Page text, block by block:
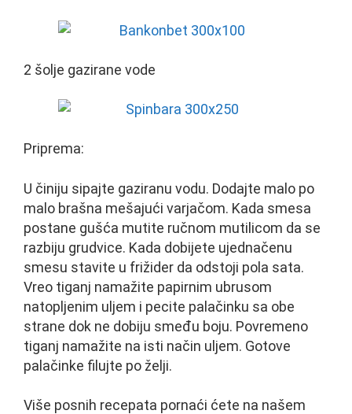
2 šolje gazirane vode
Priprema:
U činiju sipajte gaziranu vodu. Dodajte malo po
malo brašna mešajući varjačom. Kada smesa
postane gušća mutite ručnom mutilicom da se
razbiju grudvice. Kada dobijete ujednačenu
smesu stavite u frižider da odstoji pola sata.
Vreo tiganj namažite papirnim ubrusom
natopljenim uljem i pecite palačinku sa obe
strane dok ne dobiju smeđu boju. Povremeno
tiganj namažite na isti način uljem. Gotove
palačinke filujte po želji.
Više posnih recepata pornaći ćete na našem